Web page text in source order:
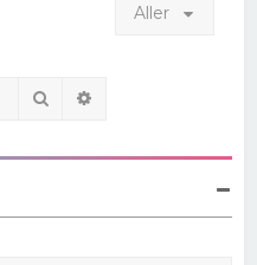
Aller
Rechercher